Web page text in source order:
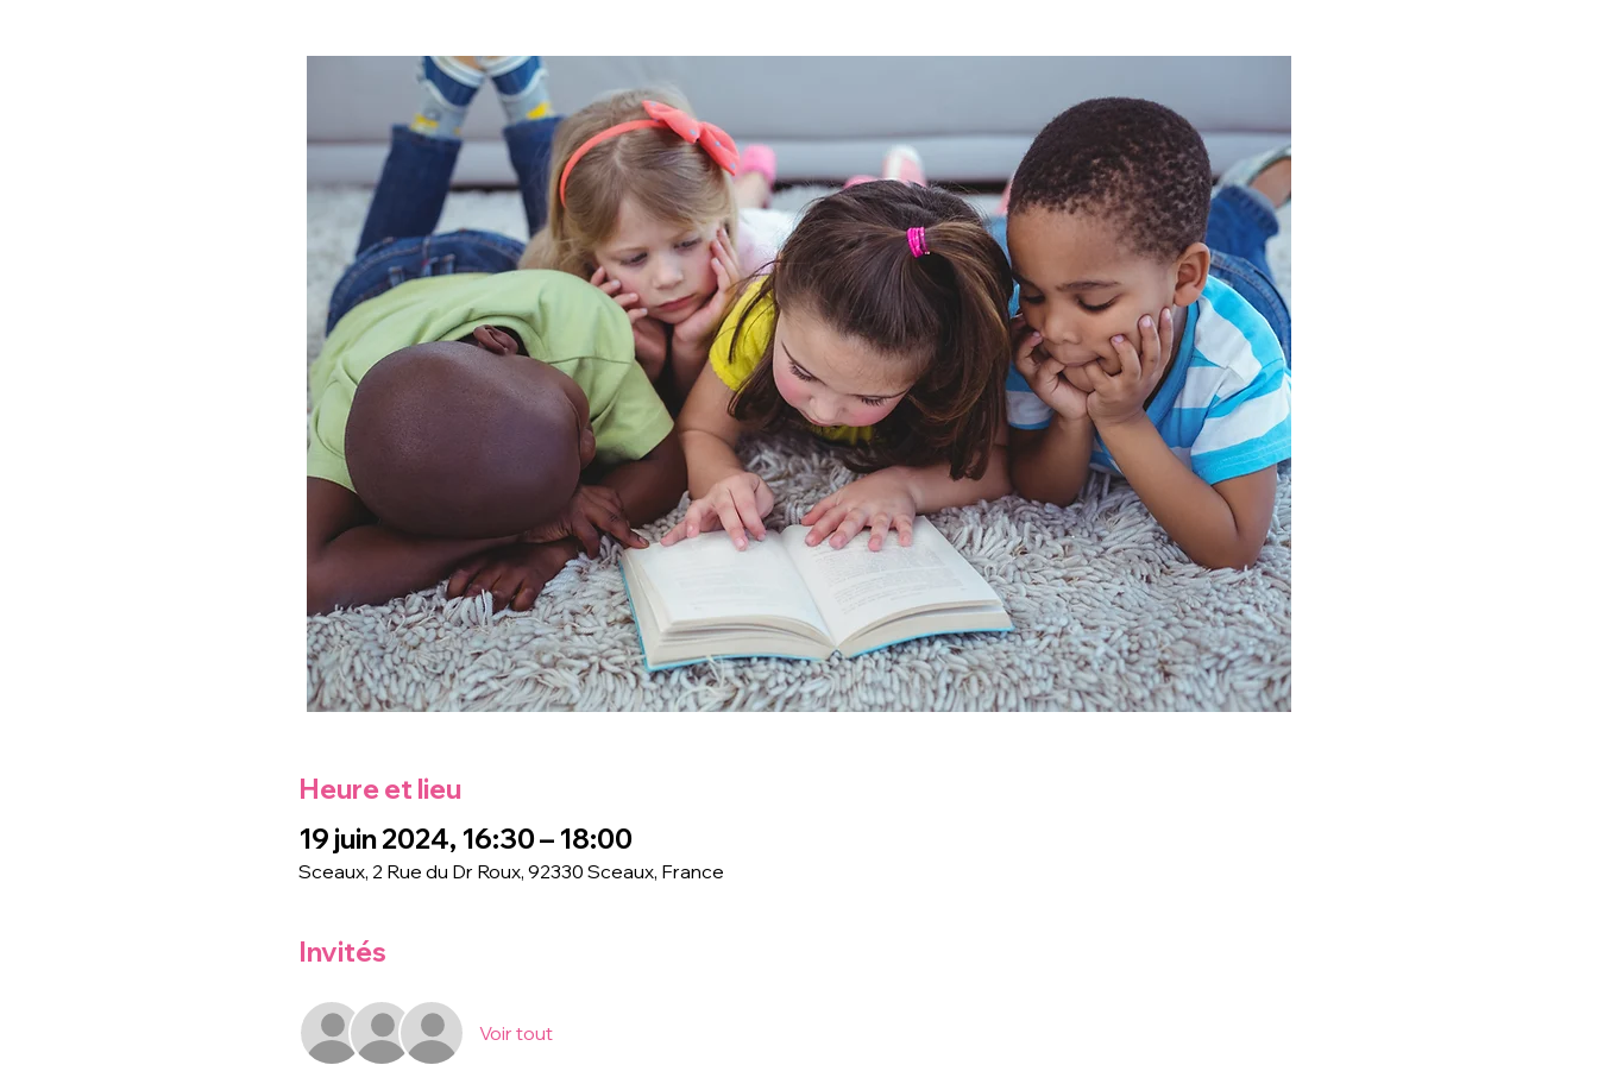
Heure et lieu
19 juin 2024, 16:30 – 18:00
Sceaux, 2 Rue du Dr Roux, 92330 Sceaux, France
Invités
Voir tout